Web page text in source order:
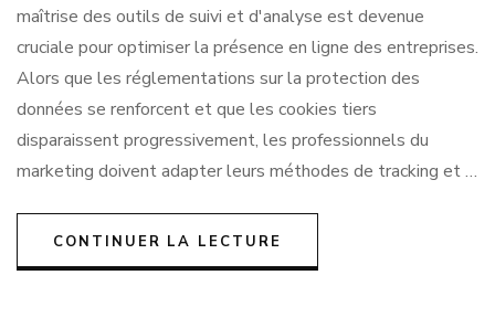
maîtrise des outils de suivi et d'analyse est devenue
cruciale pour optimiser la présence en ligne des entreprises.
Alors que les réglementations sur la protection des
données se renforcent et que les cookies tiers
disparaissent progressivement, les professionnels du
marketing doivent adapter leurs méthodes de tracking et …
CONTINUER LA LECTURE